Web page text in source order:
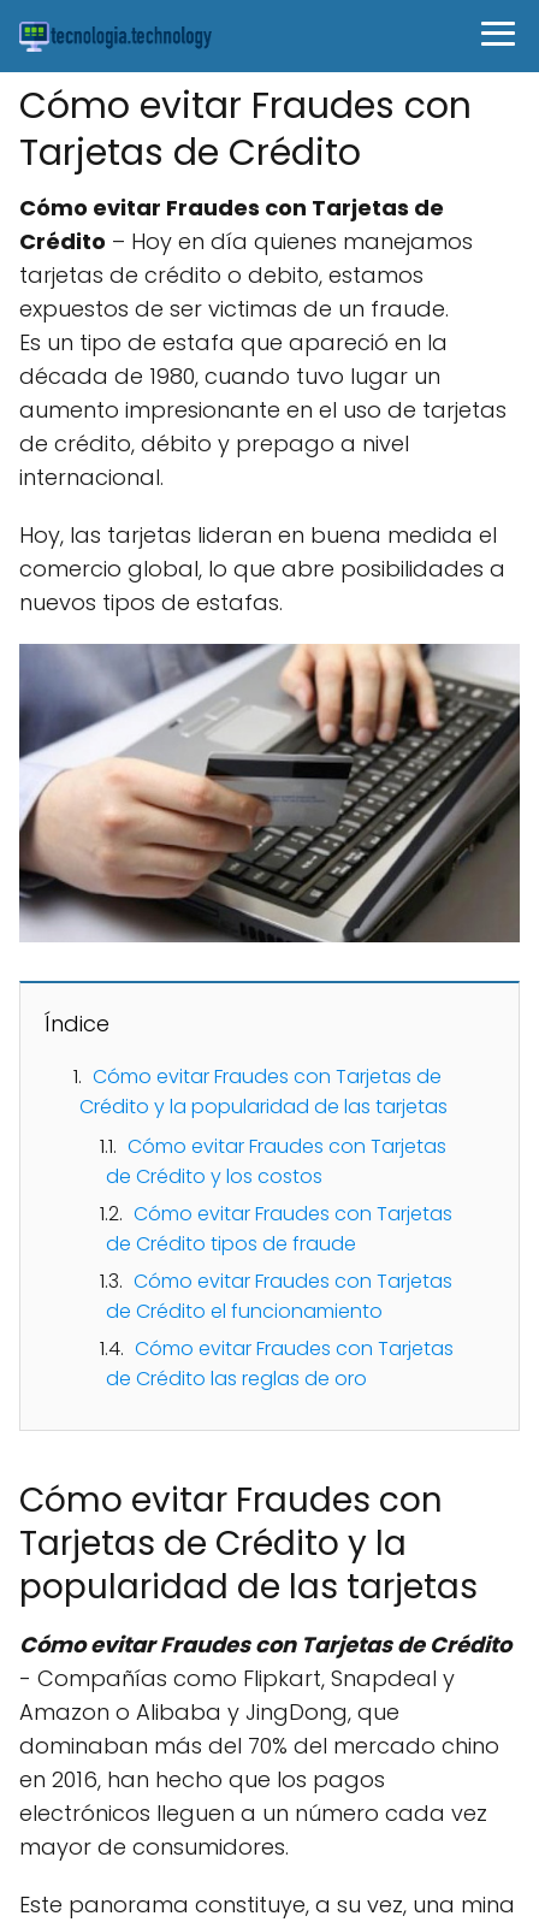
Cómo evitar Fraudes con
Tarjetas de Crédito
Cómo evitar Fraudes con Tarjetas de
Crédito – Hoy en día quienes manejamos
tarjetas de crédito o debito, estamos
expuestos de ser victimas de un fraude.
Es un tipo de estafa que apareció en la
década de 1980, cuando tuvo lugar un
aumento impresionante en el uso de tarjetas
de crédito, débito y prepago a nivel
internacional.
Hoy, las tarjetas lideran en buena medida el
comercio global, lo que abre posibilidades a
nuevos tipos de estafas.
Índice
Cómo evitar Fraudes con Tarjetas de
Crédito y la popularidad de las tarjetas
Cómo evitar Fraudes con Tarjetas
de Crédito y los costos
Cómo evitar Fraudes con Tarjetas
de Crédito tipos de fraude
Cómo evitar Fraudes con Tarjetas
de Crédito el funcionamiento
Cómo evitar Fraudes con Tarjetas
de Crédito las reglas de oro
Cómo evitar Fraudes con
Tarjetas de Crédito y la
popularidad de las tarjetas
Cómo evitar Fraudes con Tarjetas de Crédito
- Compañías como Flipkart, Snapdeal y
Amazon o Alibaba y JingDong, que
dominaban más del 70% del mercado chino
en 2016, han hecho que los pagos
electrónicos lleguen a un número cada vez
mayor de consumidores.
Este panorama constituye, a su vez, una mina